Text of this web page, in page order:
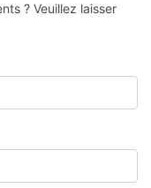
? Veuillez laisser